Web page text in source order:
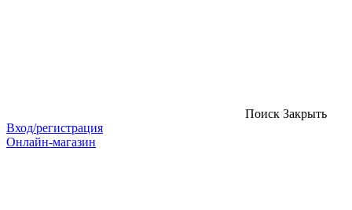
Поиск Закрыть
Вход/регистрация
Онлайн-магазин